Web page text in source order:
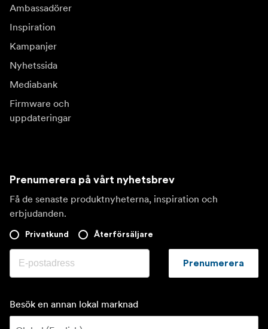
Ambassadörer
Inspiration
Kampanjer
Nyhetssida
Mediabank
Firmware och
uppdateringar
Prenumerera på vårt nyhetsbrev
Få de senaste produktnyheterna, inspiration och
erbjudanden.
Privatkund Återförsäljare
Prenumerera
Besök en annan lokal marknad